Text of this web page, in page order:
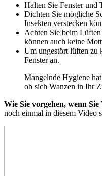
Halten Sie Fenster und
Dichten Sie mögliche
Insekten verstecken
Achten Sie beim
können auch keine
Um ungestört lüften zu
Fenster an.
Mangelnde Hygiene
ob sich Wanzen in Ihr
Wie Sie vorgehen, wenn
noch einmal in diesem Video